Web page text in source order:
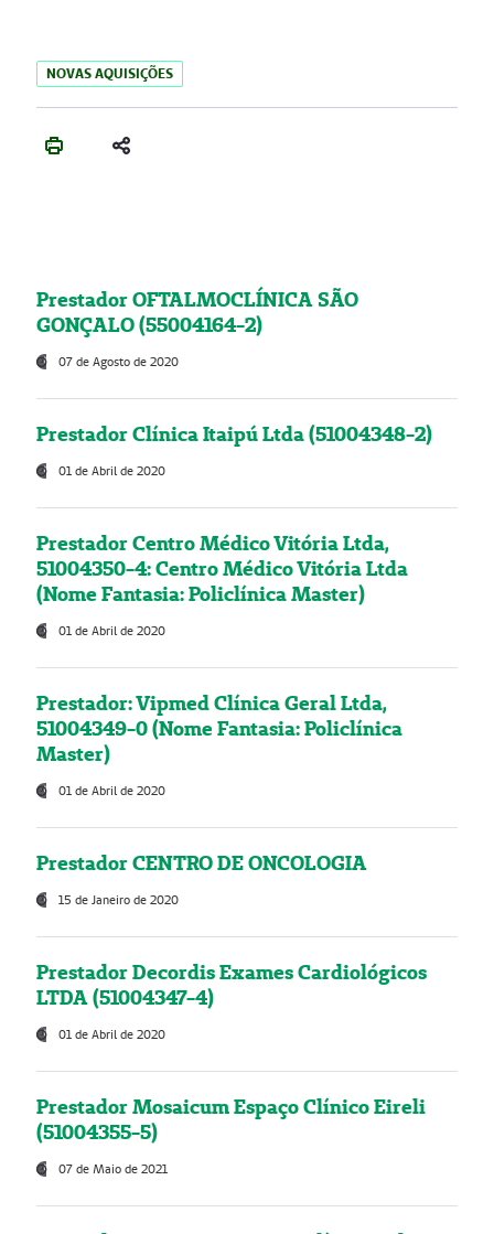
NOVAS AQUISIÇÕES
Prestador OFTALMOCLÍNICA SÃO
GONÇALO (55004164-2)
07 de Agosto de 2020
Prestador Clínica Itaipú Ltda (51004348-2)
01 de Abril de 2020
Prestador Centro Médico Vitória Ltda,
51004350-4: Centro Médico Vitória Ltda
(Nome Fantasia: Policlínica Master)
01 de Abril de 2020
Prestador: Vipmed Clínica Geral Ltda,
51004349-0 (Nome Fantasia: Policlínica
Master)
01 de Abril de 2020
Prestador CENTRO DE ONCOLOGIA
15 de Janeiro de 2020
Prestador Decordis Exames Cardiológicos
LTDA (51004347-4)
01 de Abril de 2020
Prestador Mosaicum Espaço Clínico Eireli
(51004355-5)
07 de Maio de 2021